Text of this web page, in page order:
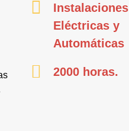
Instalaciones
Eléctricas y
Automáticas
2000 horas.